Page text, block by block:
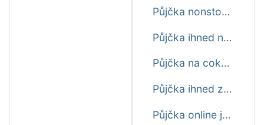
Půjčka nonstop ještě dnes
Půjčka ihned na bankovní účet ještě dnes
Půjčka na cokoliv ještě dnes
Půjčka ihned zdarma ještě dnes
Půjčka online ještě dnes